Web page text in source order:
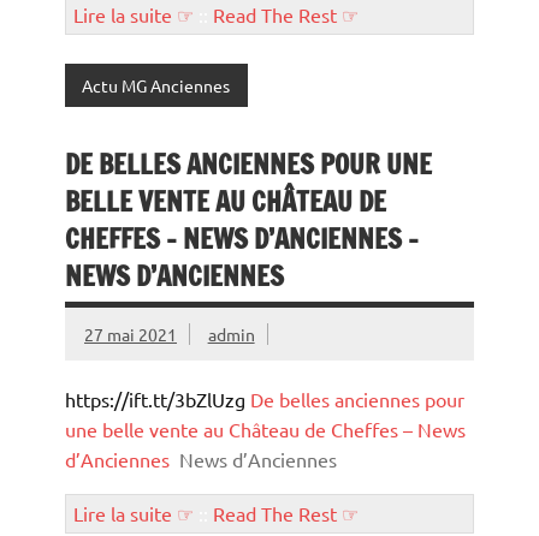
Lire la suite ☞ Read The Rest ☞
Actu MG Anciennes
DE BELLES ANCIENNES POUR UNE
BELLE VENTE AU CHÂTEAU DE
CHEFFES – NEWS D’ANCIENNES –
NEWS D’ANCIENNES
27 mai 2021 admin
https://ift.tt/3bZlUzg De belles anciennes pour
une belle vente au Château de Cheffes – News
d’Anciennes News d’Anciennes
Lire la suite ☞ Read The Rest ☞